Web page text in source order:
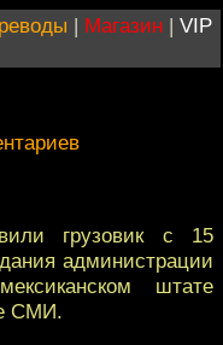
| Магазин | VIP
грузовик с 15
администрации
штате
СМИ.